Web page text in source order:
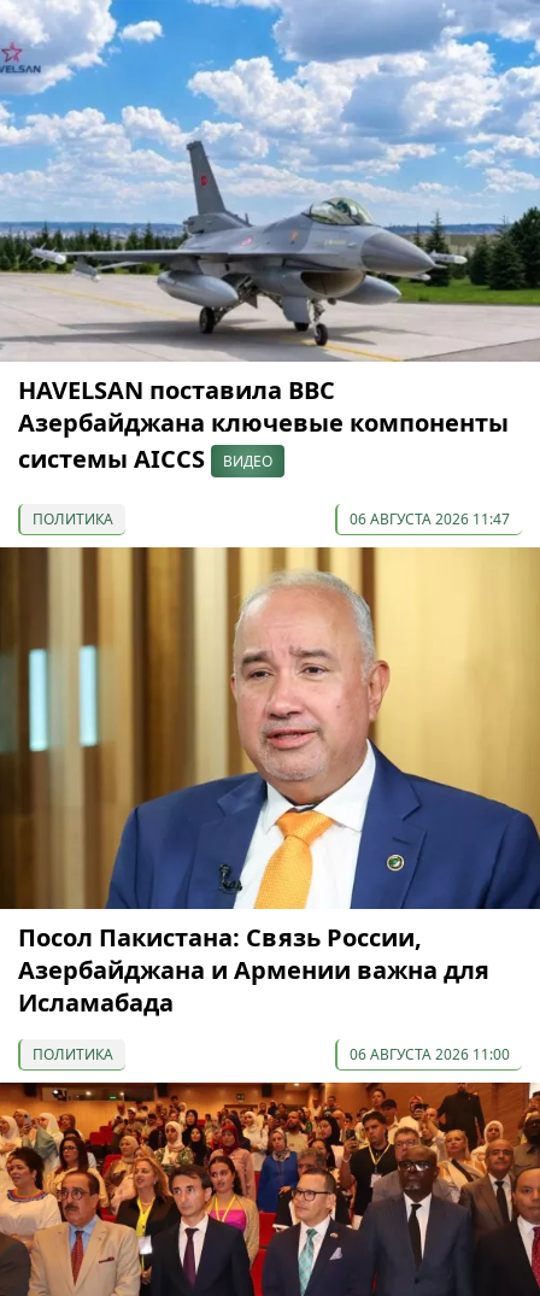
HAVELSAN поставила ВВС
Азербайджана ключевые компоненты
системы AICCS
ВИДЕО
ПОЛИТИКА 06 АВГУСТА 2026 11:47
Посол Пакистана: Связь России,
Азербайджана и Армении важна для
Исламабада
ПОЛИТИКА 06 АВГУСТА 2026 11:00